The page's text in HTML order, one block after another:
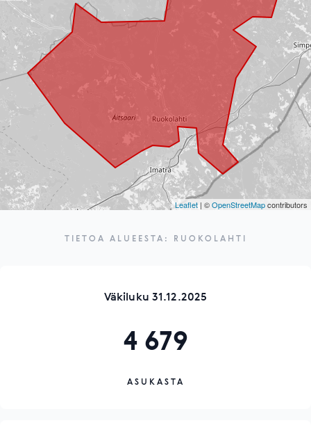
Leaflet | ©OpenStreetMapcontributors
TIETOA ALUEESTA: RUOKOLAHTI
Väkiluku 31.12.2025
4 679
ASUKASTA